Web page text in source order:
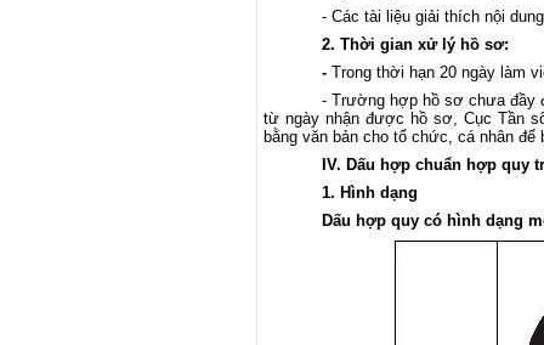
- Các tài liệu giải thích nội
2. Thời gian xử lý hồ sơ:
- Trong thời hạn 20 ngày làm
- Trường hợp hồ sơ chưa đầy
từ ngày nhận được hồ sơ, Cục Tần
bằng văn bản cho tổ chức, cá nhân để
IV. Dấu hợp chuẩn hợp quy
1. Hình dạng
Dấu hợp quy có hình dạng mô